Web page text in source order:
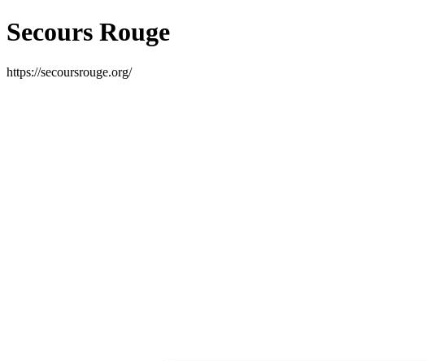
Secours Rouge
https://secoursrouge.org/